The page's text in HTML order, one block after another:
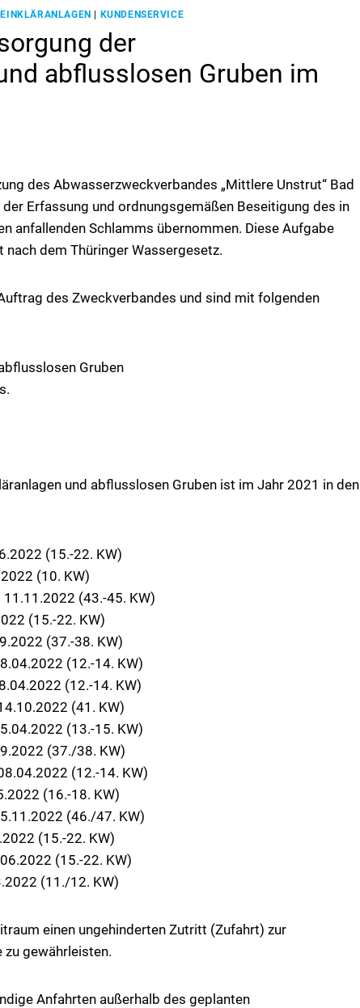
KUNDENSERVICE
der
abflusslosen Gruben im
des Abwasserzweckverbandes „Mittlere Unstrut“ Bad
Erfassung und ordnungsgemäßen Beseitigung des in
anfallenden Schlamms übernommen. Diese Aufgabe
dem Thüringer Wassergesetz.
des Zweckverbandes und sind mit folgenden
Gruben
und abflusslosen Gruben ist im Jahr 2021 in den
(15.-22. KW)
(10. KW)
(43.-45. KW)
(15.-22. KW)
(37.-38. KW)
(12.-14. KW)
(12.-14. KW)
(41. KW)
(13.-15. KW)
(37./38. KW)
(12.-14. KW)
(16.-18. KW)
(46./47. KW)
(15.-22. KW)
(15.-22. KW)
(11./12. KW)
einen ungehinderten Zutritt (Zufahrt) zur
gewährleisten.
Anfahrten außerhalb des geplanten